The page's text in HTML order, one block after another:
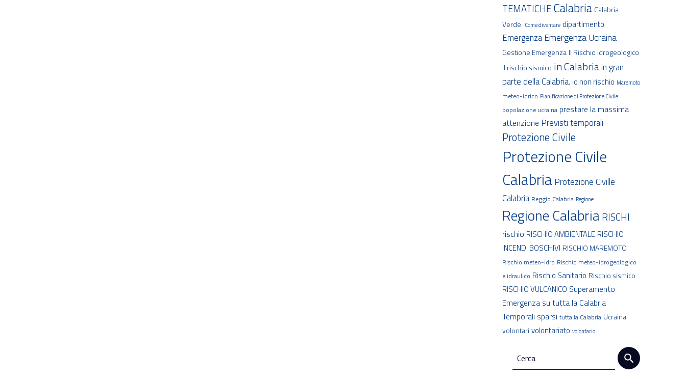
TEMATICHECalabria Calabria
Verde. Come diventare dipartimento
Emergenza Emergenza Ucraina
Gestione Emergenza Il Rischio Idrogeologico
Il rischio sismico in Calabriain gran
parte della Calabria. io non rischio Maremoto
meteo-idrico Pianificazione di Protezione Civile
popolazione ucraina prestare la massima
attenzione Previsti temporali
Protezione Civile
Protezione Civile
Calabria Protezione Civille
Calabria Reggio Calabria Regione
Regione Calabria RISCHI
rischio RISCHIO AMBIENTALE RISCHIO
INCENDI BOSCHIVI RISCHIO MAREMOTO
Rischio meteo-idro Rischio meteo-idrogeologico
e idraulico Rischio Sanitario Rischio sismico
RISCHIO VULCANICO Superamento
Emergenza su tutta la Calabria
Temporali sparsi tutta la Calabria Ucraina
volontari volontariato volontario